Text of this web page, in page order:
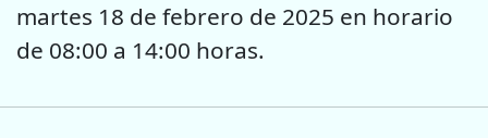
martes 18 de febrero de 2025 en horario
de 08:00 a 14:00 horas.